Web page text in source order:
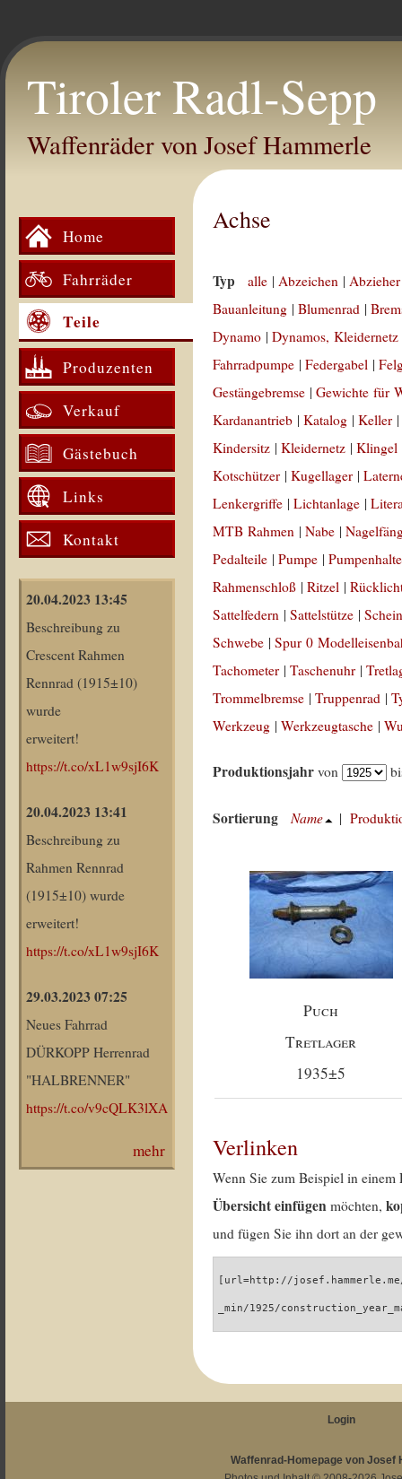
Tiroler Radl-Sepp
Waffenräder von Josef Hammerle
Home
Fahrräder
Teile
Produzenten
Verkauf
Gästebuch
Links
Kontakt
20.04.2023 13:45
Beschreibung zu
Crescent Rahmen
Rennrad (1915±10)
wurde
erweitert!
https://t.co/xL1w9sjI6K
20.04.2023 13:41
Beschreibung zu
Rahmen Rennrad
(1915±10) wurde
erweitert!
https://t.co/xL1w9sjI6K
29.03.2023 07:25
Neues Fahrrad
DÜRKOPP Herrenrad
"HALBRENNER"
https://t.co/v9cQLK3lXA
mehr
Achse
Typ alle |Abzeichen |
Bauanleitung |Blumenrad |
Dynamo |Dynamos, Kleidernetz
Fahrradpumpe |Federgabel |
Gestängebremse |Gewichte für
Kardanantrieb |Katalog |Keller
Kindersitz |Kleidernetz |Klingel
Kotschützer |Kugellager |
Lenkergriffe |Lichtanlage |
MTB Rahmen |Nabe |
Pedalteile |Pumpe |
Rahmenschloß |Ritzel |
Sattelfedern |Sattelstütze |
Schwebe |Spur 0
Tachometer |Taschenuhr |
Trommelbremse |Truppenrad |
Werkzeug |Werkzeugtasche |
Produktionsjahr von
Sortierung Name |
Puch
Tretlager
1935±5
Verlinken
Wenn Sie zum Beispiel in
Übersicht einfügen möchten,
und fügen Sie ihn dort an der
[url=http://
_min/1925/
Login
Waffenrad-Homepage von Josef